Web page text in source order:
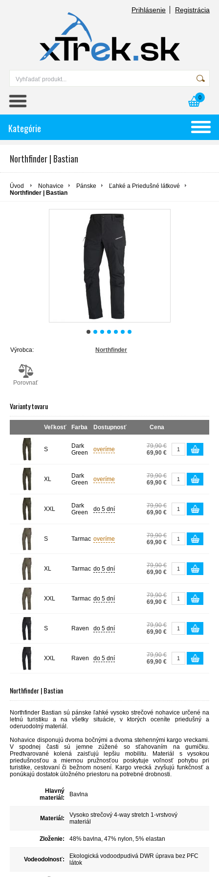
Prihlásenie Registrácia
0
Kategórie
Northfinder | Bastian
Úvod Nohavice Pánske
Ľahké a Priedušné látkové
Northfinder | Bastian
Výrobca: Northfinder
Porovnať
Varianty tovaru
Veľkosť Farba Dostupnosť Cena
S
Dark
Green
overíme
79,90 €
69,90 €
XL
Dark
Green
overíme
79,90 €
69,90 €
XXL
Dark
Green
do 5 dní
79,90 €
69,90 €
S Tarmac overíme
79,90 €
69,90 €
XL Tarmac do 5 dní
79,90 €
69,90 €
XXL Tarmac do 5 dní
79,90 €
69,90 €
S Raven do 5 dní
79,90 €
69,90 €
XXL Raven do 5 dní
79,90 €
69,90 €
Northfinder | Bastian
Northfinder Bastian sú pánske ľahké vysoko strečové nohavice určené na
letnú turistiku a na všetky situácie, v ktorých oceníte priedušný a
oderuodolný materiál.
Nohavice disponujú dvoma bočnými a dvoma stehennými kargo vreckami.
V spodnej časti sú jemne zúžené so sťahovaním na gumičku.
Predtvarované kolená zaisťujú lepšiu mobilitu. Materiál s vysokou
priedušnosťou a miernou pružnosťou poskytuje voľnosť pohybu pri
turistike, cestovaní či bežnom nosení. Kargo vrecká zvyšujú funkčnosť a
ponúkajú dostatok úložného priestoru na potrebné drobnosti.
Hlavný
materiál:
Bavlna
Materiál:
Vysoko strečový 4-way stretch 1-vrstvový
materiál
Zloženie: 48% bavlna, 47% nylon, 5% elastan
Vodeodolnosť:
Ekologická vodoodpudivá DWR úprava bez PFC
látok